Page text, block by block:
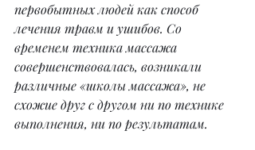
первобытных людей как способ
лечения травм и ушибов. Со
временем техника массажа
совершенствовалась, возникали
различные «школы массажа», не
схожие друг с другом ни по технике
выполнения, ни по результатам.